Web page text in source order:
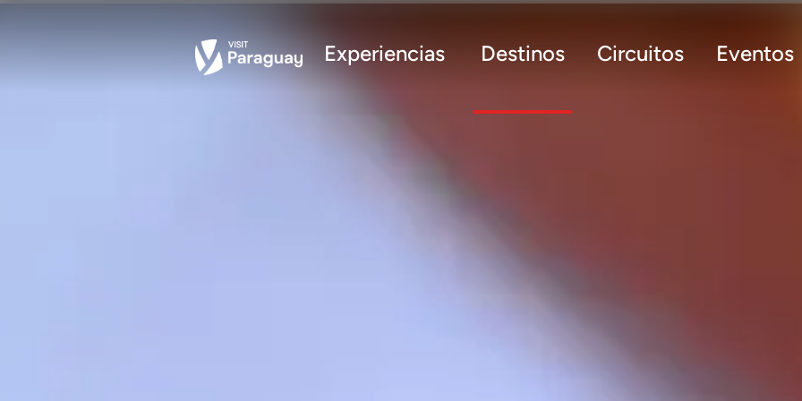
Experiencias Destinos Circuitos Eventos